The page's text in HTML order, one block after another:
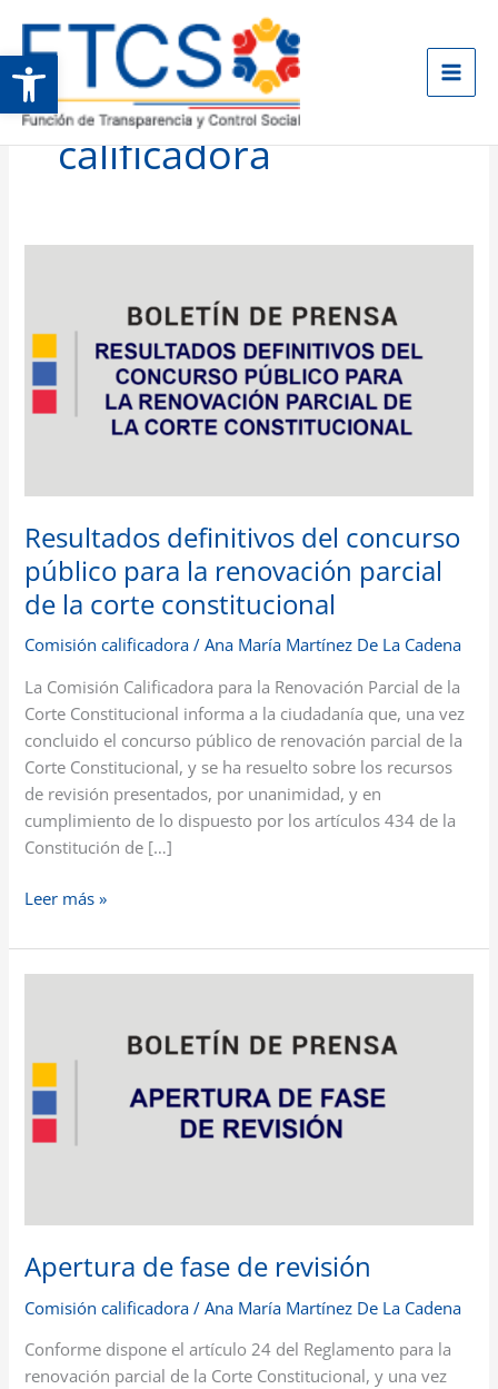
Abrir barra de herramientas
contenido
Comisión
calificadora
Resultados definitivos del concurso
público para la renovación parcial
de la corte constitucional
Comisión calificadora /Ana María Martínez De La Cadena
La Comisión Calificadora para la Renovación Parcial de la
Corte Constitucional informa a la ciudadanía que, una vez
concluido el concurso público de renovación parcial de la
Corte Constitucional, y se ha resuelto sobre los recursos
de revisión presentados, por unanimidad, y en
cumplimiento de lo dispuesto por los artículos 434 de la
Constitución de […]
concurso
público
para
la
de
la
corte
constitucional
Leer más »
Apertura de fase de revisión
Comisión calificadora /Ana María Martínez De La Cadena
Conforme dispone el artículo 24 del Reglamento para la
renovación parcial de la Corte Constitucional, y una vez
de
revisión